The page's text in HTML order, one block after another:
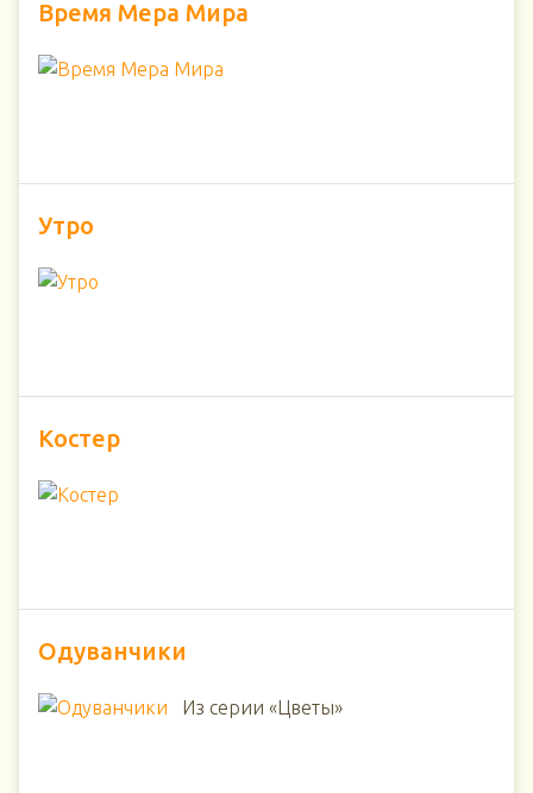
Время Мера Мира
Утро
Костер
Одуванчики
Из серии «Цветы»